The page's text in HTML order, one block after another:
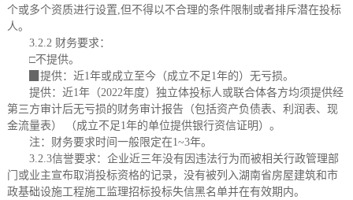
个或多个资质进行设置 ,但不得以不合理的条件限制或者排斥潜在投标
人。
3.2.2 财务要求：
□不提供。
提供： 近1 年或成立至今（成立不足1 年的）无亏损。
提供：近1年（2022年度）独立体投标人或联合体各方均须提供经
第三方审计后无亏损的财务审计报告（包括资产负债表、利润表、现
金流量表） （成立不足1年的单位提供银行资信证明）。
注：财务要求时间一般限定在1~3年。
3.2.3信誉要求： 企业近三年没有因违法行为而被相关行政管理部
门或业主宣布取消投标资格的记录，没有被列入湖南省房屋建筑和市
政基础设施工程施工监理招标投标失信黑名单并在有效期内。